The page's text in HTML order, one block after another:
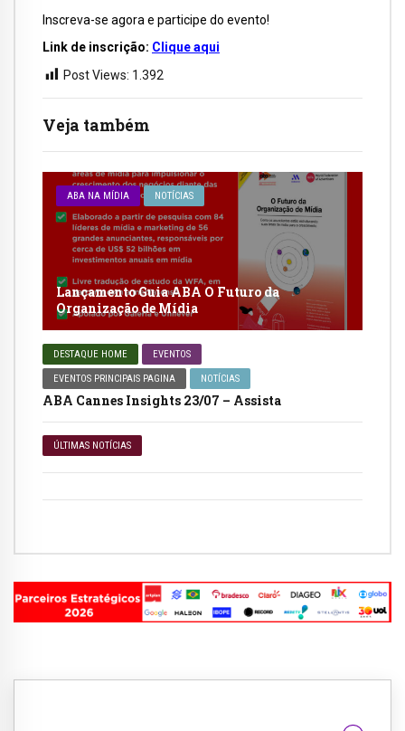
Veja também
ABA NA MÍDIA NOTÍCIAS
Lançamento Guia ABA O Futuro da
Organização de Mídia
DESTAQUE HOME EVENTOS
EVENTOS PRINCIPAIS PAGINA NOTÍCIAS
ABA Cannes Insights 23/07 – Assista
ÚLTIMAS NOTÍCIAS
Inscreva-se agora e participe do evento!
Link de inscrição: Clique aqui
Post Views: 1.392